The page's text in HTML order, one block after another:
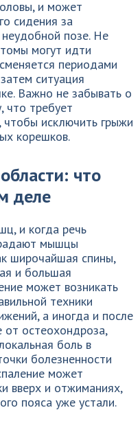
и может
сидения за
позе. Не
могут идти
периодами
ситуация
Важно не забывать о
что требует
чтобы исключить грыжи
корешков.
что
деле
и когда речь
мышцы
широчайшая спины,
и большая
может возникать
техники
а иногда и после
от остеохондроза,
боль в
болезненности
может
вверх и отжиманиях,
пояса уже устали.